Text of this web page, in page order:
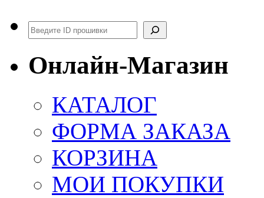
Поиск
Онлайн-Магазин
КАТАЛОГ
ФОРМА ЗАКАЗА
КОРЗИНА
МОИ ПОКУПКИ